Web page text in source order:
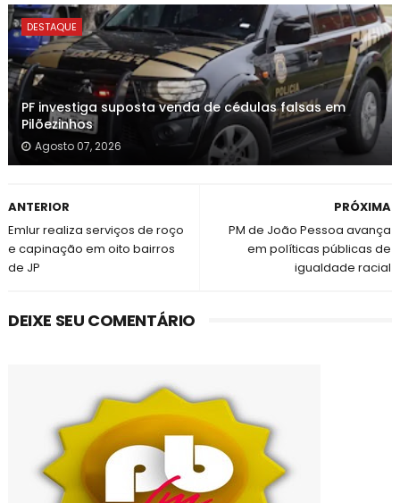
DESTAQUE
PF investiga suposta venda de cédulas falsas em
Pilõezinhos
Agosto 07, 2026
PRÓXIMA
PM de João Pessoa avança
em políticas públicas de
igualdade racial
ANTERIOR
Emlur realiza serviços de roço
e capinação em oito bairros
de JP
DEIXE SEU COMENTÁRIO